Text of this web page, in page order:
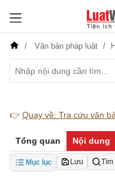
Văn bản pháp luật
👉 Quay về: Tra cứu văn
Tổng quan Nội dung
Mục lục Lưu Tìm